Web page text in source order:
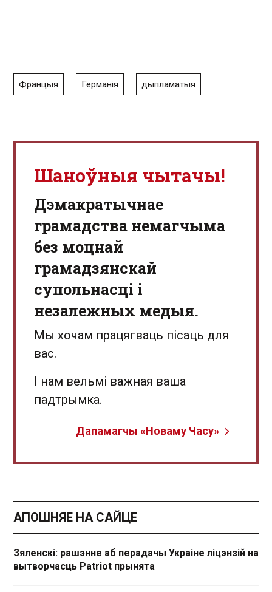
Францыя Германія дыпламатыя
Шаноўныя чытачы!
Дэмакратычнае
грамадства немагчыма
без моцнай
грамадзянскай
супольнасці і
незалежных медыя.
Мы хочам працягваць пісаць для
вас.
І нам вельмі важная ваша
падтрымка.
Дапамагчы «Новаму Часу»
АПОШНЯЕ НА САЙЦЕ
Зяленскі: рашэнне аб перадачы Украіне ліцэнзій на
вытворчасць Patriot прынята